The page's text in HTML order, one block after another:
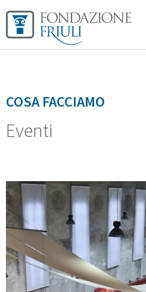
COSA FACCIAMO
Eventi